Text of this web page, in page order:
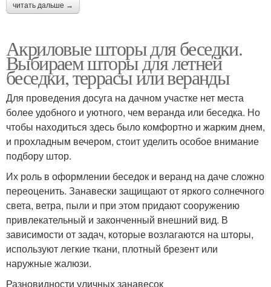
читать дальше →
Акриловые шторы для беседки.
Выбираем шторы для летней
беседки, террасы или веранды
Для проведения досуга на дачном участке нет места
более удобного и уютного, чем веранда или беседка. Но
чтобы находиться здесь было комфортно и жарким днем,
и прохладным вечером, стоит уделить особое внимание
подбору штор.
Их роль в оформлении беседок и веранд на даче сложно
переоценить. Занавески защищают от яркого солнечного
света, ветра, пыли и при этом придают сооружению
привлекательный и законченный внешний вид. В
зависимости от задач, которые возлагаются на шторы,
используют легкие ткани, плотный брезент или
наружные жалюзи.
Разновидности уличных занавесок